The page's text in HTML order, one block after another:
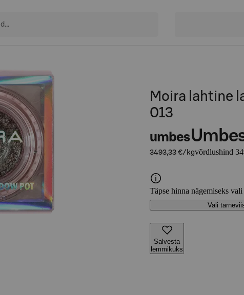
Moira lahtine
013
umbes
3493,33 €/kgvõrdlushind
Täpse hinna nägemiseks
Vali
Salvesta
lemmikuks